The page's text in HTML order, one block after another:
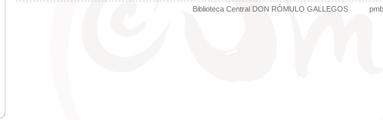
Biblioteca Central DON RÓMULO GALLEGOS pmb